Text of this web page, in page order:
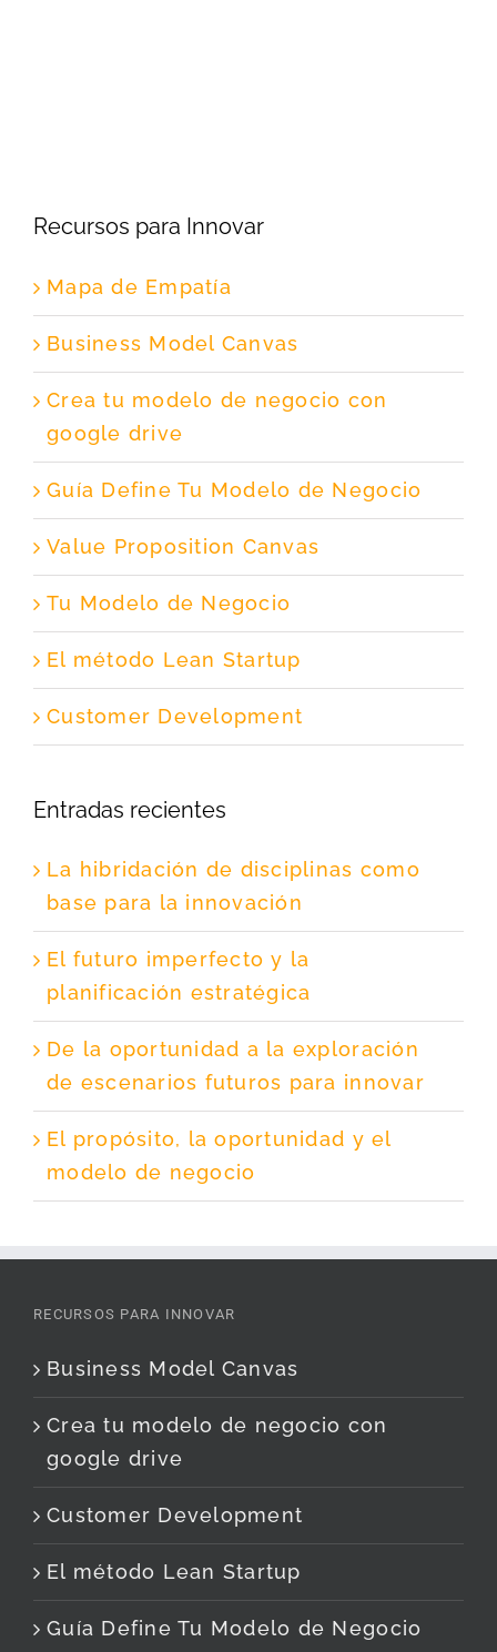
Recursos para Innovar
Mapa de Empatía
Business Model Canvas
Crea tu modelo de negocio con
google drive
Guía Define Tu Modelo de Negocio
Value Proposition Canvas
Tu Modelo de Negocio
El método Lean Startup
Customer Development
Entradas recientes
La hibridación de disciplinas como
base para la innovación
El futuro imperfecto y la
planificación estratégica
De la oportunidad a la exploración
de escenarios futuros para innovar
El propósito, la oportunidad y el
modelo de negocio
RECURSOS PARA INNOVAR
Business Model Canvas
Crea tu modelo de negocio con
google drive
Customer Development
El método Lean Startup
Guía Define Tu Modelo de Negocio